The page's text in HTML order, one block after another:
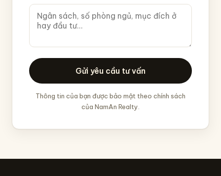
Gửi yêu cầu tư vấn
Thông tin của bạn được bảo mật theo chính sách
của NamAn Realty.